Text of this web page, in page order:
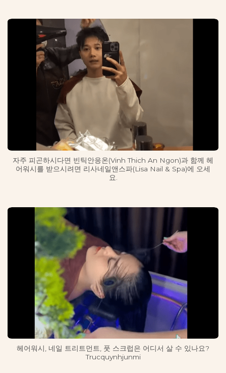
자주 피곤하시다면 빈틱안응온(Vinh Thich An Ngon)과 함께 헤
어워시를 받으시려면 리사네일앤스파(Lisa Nail & Spa)에 오세
요.
헤어워시, 네일 트리트먼트, 풋 스크럽은 어디서 살 수 있나요?
Trucquynhjunmi